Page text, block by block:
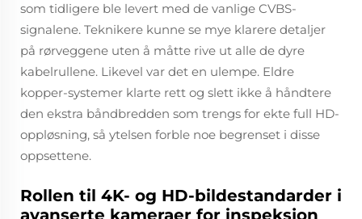
som tidligere ble levert med de vanlige CVBS-
signalene. Teknikere kunne se mye klarere detaljer
på rørveggene uten å måtte rive ut alle de dyre
kabelrullene. Likevel var det en ulempe. Eldre
kopper-systemer klarte rett og slett ikke å håndtere
den ekstra båndbredden som trengs for ekte full HD-
oppløsning, så ytelsen forble noe begrenset i disse
oppsettene.
Rollen til 4K- og HD-bildestandarder i
avanserte kameraer for inspeksjon